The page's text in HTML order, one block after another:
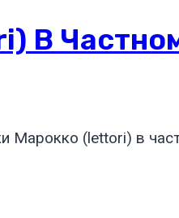
В
Марокко (lettori) в